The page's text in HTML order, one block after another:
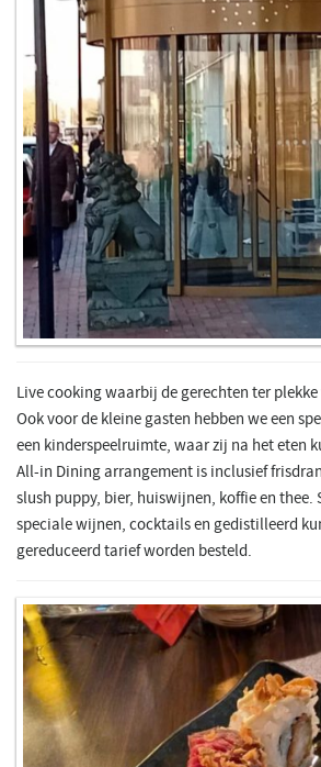
Live cooking waarbij de gerechten ter
Ook voor de kleine gasten hebben we een
een kinderspeelruimte, waar zij na het eten
All-in Dining arrangement is inclusief
slush puppy, bier, huiswijnen, koffie en thee.
speciale wijnen, cocktails en gedistilleerd
gereduceerd tarief worden besteld.